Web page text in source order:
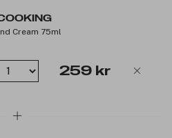
Cream 75ml
259 kr